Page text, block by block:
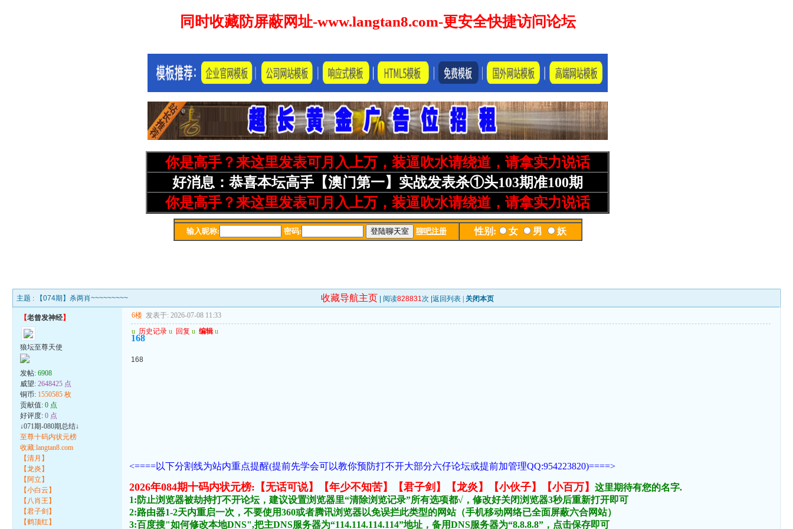
主题 : 【074期】杀两肖~~~~~~~~~ 收藏导航主页 | 阅读828831次 |返回列表 关闭本页
【老曾发神经】
狼坛至尊天使
发帖:6908
威望:2648425 点
铜币: 1550585 枚
贡献值:0 点
好评度:0 点
↓071期-080期总结↓
至尊十码内状元榜
收藏:langtan8.com
【清月】
【龙炎】
【阿立】
【小白云】
【八肖王】
【君子剑】
【鹤顶红】
6楼 发表于: 2026-07-08 11:33
u 历史记录 u 回复 u 编辑 u
168
168
<====以下分割线为站内重点提醒(提前先学会可以教你预防打不开大部分六仔论坛或提前加管理QQ:954223820)====>
2026年084期十码内状元榜:【无话可说】【年少不知苦】【君子剑】【龙炎】【小伙子】【小百万】
这里期待有您的名字.
1:防止浏览器被劫持打不开论坛，建议设置浏览器里“清除浏览记录”所有选项都√，修改好关闭浏览器3秒后重新打开即可
2:路由器1-2天内重启一次，不要使用360或者腾讯浏览器以免误拦此类型的网站（手机移动网络已全面屏蔽六合网站）
3:百度搜"如何修改本地DNS",把主DNS服务器为“114.114.114.114”地址，备用DNS服务器为“8.8.8.8”，点击保存即可